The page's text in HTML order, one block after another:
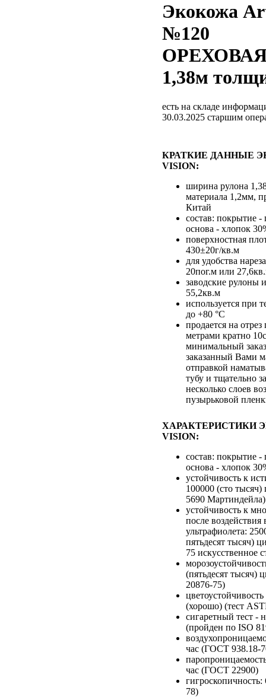
Экокожа
№120
1,38м
есть на складе
30.03.2025 старшим
КРАТКИЕ ДАННЫЕ
VISION:
ширина рулона
материала 1,2мм,
Китай
состав: покрытие -
основа - хлопок
поверхностная
430±20г/кв.м
для удобства
20пог.м или
заводские рулоны
55,2кв.м
используется при
до +80 °С
продается на
метрами кратно
минимальный
заказанный Вами
отправкой
тубу и тщательно
несколько слоев
пузырьковой
ХАРАКТЕРИСТИКИ
VISION:
состав: покрытие -
основа - хлопок
устойчивость к
100000 (сто тысяч)
5690 Мартиндейла)
устойчивость к
после воздействия
ультрафиолета:
пятьдесят тысяч)
75 искусственное
(пятьдесят тысяч)
20876-75)
(хорошо) (тест
сигаретный тест -
(пройден по ISO
час (ГОСТ 938.18-
час (ГОСТ 22900)
78)